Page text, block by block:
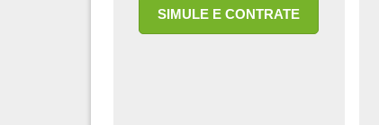
SIMULE E CONTRATE